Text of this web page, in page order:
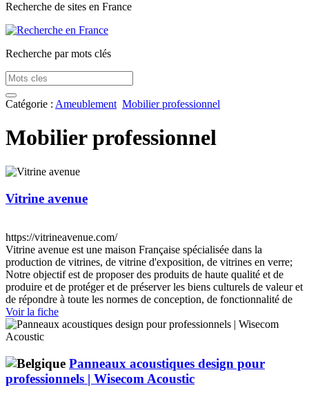
Recherche de sites en France
Recherche par mots clés
Catégorie : Ameublement Mobilier professionnel
Mobilier professionnel
Vitrine avenue
https://vitrineavenue.com/
Vitrine avenue est une maison Française spécialisée dans la
production de vitrines, de vitrine d'exposition, de vitrines en verre;
Notre objectif est de proposer des produits de haute qualité et de
produire et de protéger et de préserver les biens culturels de valeur et
de répondre à toute les normes de conception, de fonctionnalité de
Voir la fiche
Panneaux acoustiques design pour
professionnels | Wisecom Acoustic